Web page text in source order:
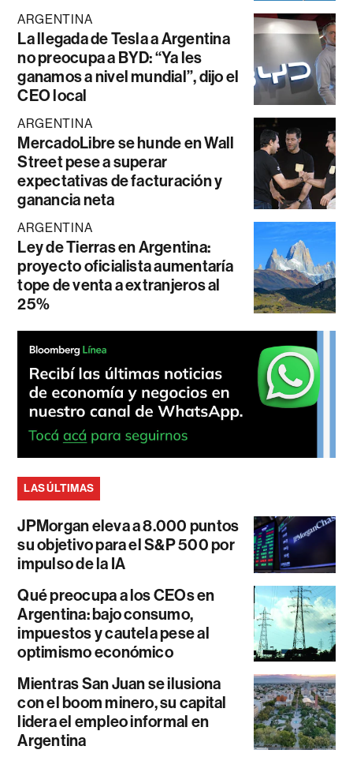
ARGENTINA
La llegada de Tesla a Argentina
no preocupa a BYD: “Ya les
ganamos a nivel mundial”, dijo el
CEO local
ARGENTINA
MercadoLibre se hunde en Wall
Street pese a superar
expectativas de facturación y
ganancia neta
ARGENTINA
Ley de Tierras en Argentina:
proyecto oficialista aumentaría
tope de venta a extranjeros al
25%
LAS ÚLTIMAS
JPMorgan eleva a 8.000 puntos
su objetivo para el S&P 500 por
impulso de la IA
Qué preocupa a los CEOs en
Argentina: bajo consumo,
impuestos y cautela pese al
optimismo económico
Mientras San Juan se ilusiona
con el boom minero, su capital
lidera el empleo informal en
Argentina